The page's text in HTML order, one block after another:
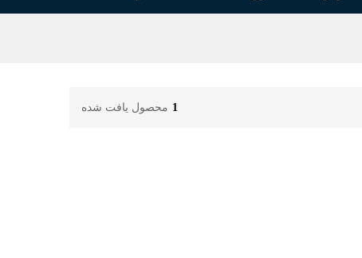
1 محصول یافت شده